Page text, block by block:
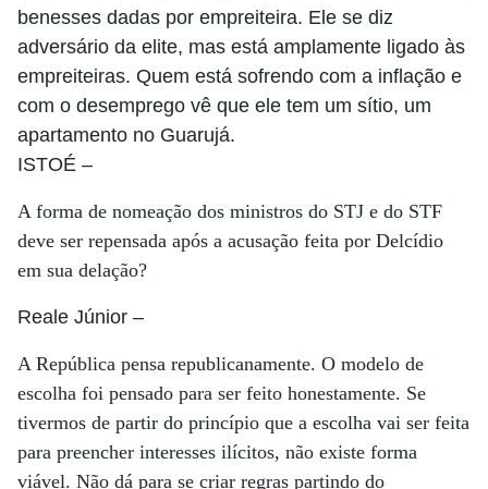
benesses dadas por empreiteira. Ele se diz
adversário da elite, mas está amplamente ligado às
empreiteiras. Quem está sofrendo com a inflação e
com o desemprego vê que ele tem um sítio, um
apartamento no Guarujá.
ISTOÉ –
A forma de nomeação dos ministros do STJ e do STF
deve ser repensada após a acusação feita por Delcídio
em sua delação?
Reale Júnior –
A República pensa republicanamente. O modelo de
escolha foi pensado para ser feito honestamente. Se
tivermos de partir do princípio que a escolha vai ser feita
para preencher interesses ilícitos, não existe forma
viável. Não dá para se criar regras partindo do